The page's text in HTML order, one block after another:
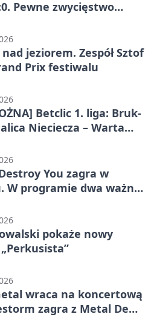
Pewne zwycięstwo
jeziorem. Zespół Sztof
Prix festiwalu
Betclic 1. liga: Bruk-
Nieciecza – Warta
You zagra w
W programie dwa ważne
pokaże nowy
wraca na koncertową
zagra z Metal De